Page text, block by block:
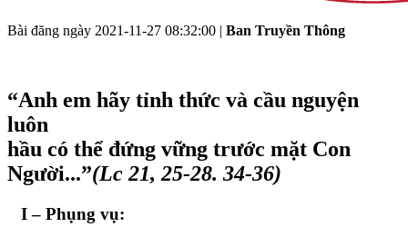
Bài đăng ngày 2021-11-27 08:32:00 | Ban Truyền Thông
“Anh em hãy tỉnh thức và cầu nguyện
luôn
hầu có thể đứng vững trước mặt Con
Người...”(Lc 21, 25-28. 34-36)
I – Phụng vụ: